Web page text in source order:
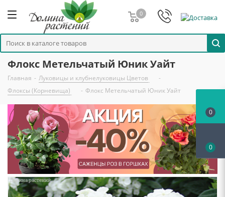
0
Флокс Метельчатый Юник Уайт
Главная - Луковицы и клубнелуковицы Цветов
-
Флоксы (Корневища)
- Флокс Метельчатый Юник Уайт
0
0